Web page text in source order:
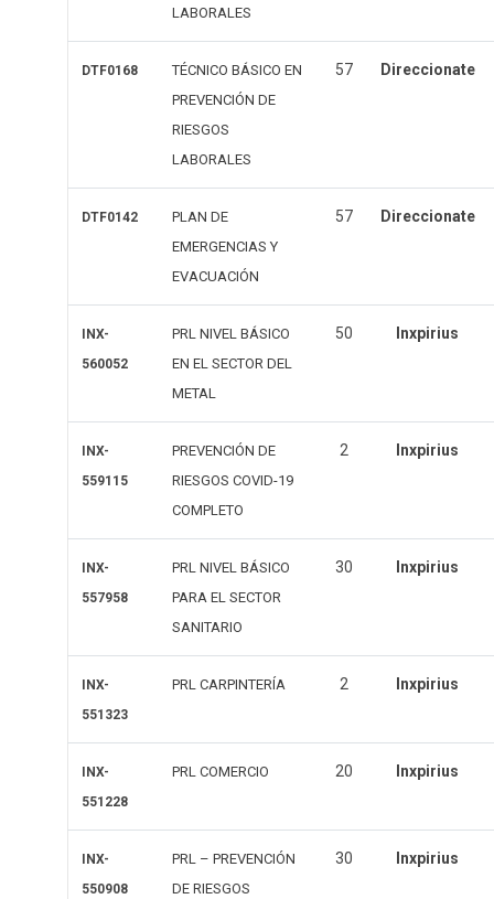
LABORALES
DTF0168
TÉCNICO BÁSICO EN
PREVENCIÓN DE
RIESGOS
LABORALES
57 Direccionate
DTF0142
PLAN DE
EMERGENCIAS Y
EVACUACIÓN
57 Direccionate
INX-
560052
PRL NIVEL BÁSICO
EN EL SECTOR DEL
METAL
50 Inxpirius
INX-
559115
PREVENCIÓN DE
RIESGOS COVID-19
COMPLETO
2 Inxpirius
INX-
557958
PRL NIVEL BÁSICO
PARA EL SECTOR
SANITARIO
30 Inxpirius
INX-
551323
PRL CARPINTERÍA 2 Inxpirius
INX-
551228
PRL COMERCIO 20 Inxpirius
INX-
550908
PRL – PREVENCIÓN
DE RIESGOS
30 Inxpirius